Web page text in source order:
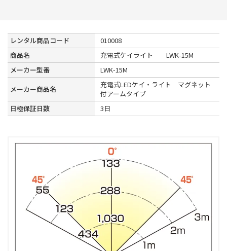
レンタル商品コード
010008
商品名
充電式ケイライト LWK-15M
メーカー型番
LWK-15M
メーカー商品名
充電式LEDケイ・ライト マグネット
付アームタイプ
日極保証日数
3日